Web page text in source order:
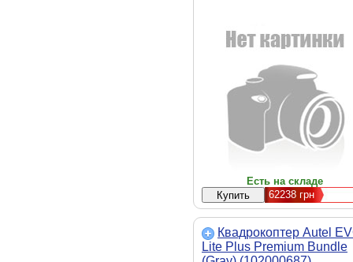
36 хвилин, супутникові
системи позиціонування -
стабілізація - по трьох
Есть на складе
62238грн
Квадрокоптер Autel
Lite Plus Premium Bundle